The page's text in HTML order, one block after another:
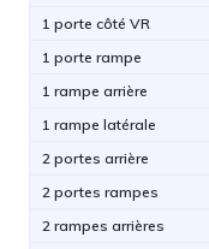
1 porte côté VR
1 porte rampe
1 rampe arrière
1 rampe latérale
2 portes arrière
2 portes rampes
2 rampes arrières